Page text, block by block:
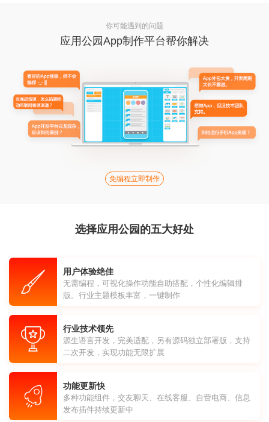
你可能遇到的问题
应用公园App制作平台帮你解决
免编程立即制作
选择应用公园的五大好处
用户体验绝佳
无需编程，可视化操作功能自助搭配，个性化编辑排
版。行业主题模板丰富，一键制作
行业技术领先
源生语言开发，完美适配，另有源码独立部署版，支持
二次开发，实现功能无限扩展
功能更新快
多种功能组件，交友聊天、在线客服、自营电商、信息
发布插件持续更新中